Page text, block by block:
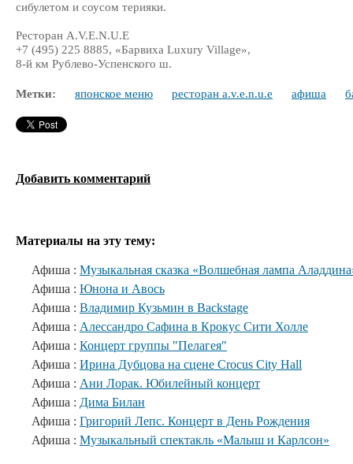
сибулетом и соусом терияки.
Ресторан A.V.E.N.U.E
+7 (495) 225 8885, «Барвиха Luxury Village»,
8-й км Рублево-Успенского ш.
Метки: японское меню ресторан a.v.e.n.u.e афиша
Добавить комментарий
Материалы на эту тему:
Афиша : Музыкальная сказка «Волшебная лампа
Афиша : Юнона и Авось
Афиша : Владимир Кузьмин в Backstage
Афиша : Алессандро Сафина в Крокус Сити Холле
Афиша : Концерт группы "Пелагея"
Афиша : Ирина Дубцова на сцене Crocus City Hall
Афиша : Ани Лорак. Юбилейный концерт
Афиша : Дима Билан
Афиша : Григорий Лепс. Концерт в День Рождения
Афиша : Музыкальный спектакль «Малыш и Карлсон»